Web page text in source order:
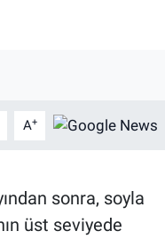
A+
sonra, soyla
üst seviyede